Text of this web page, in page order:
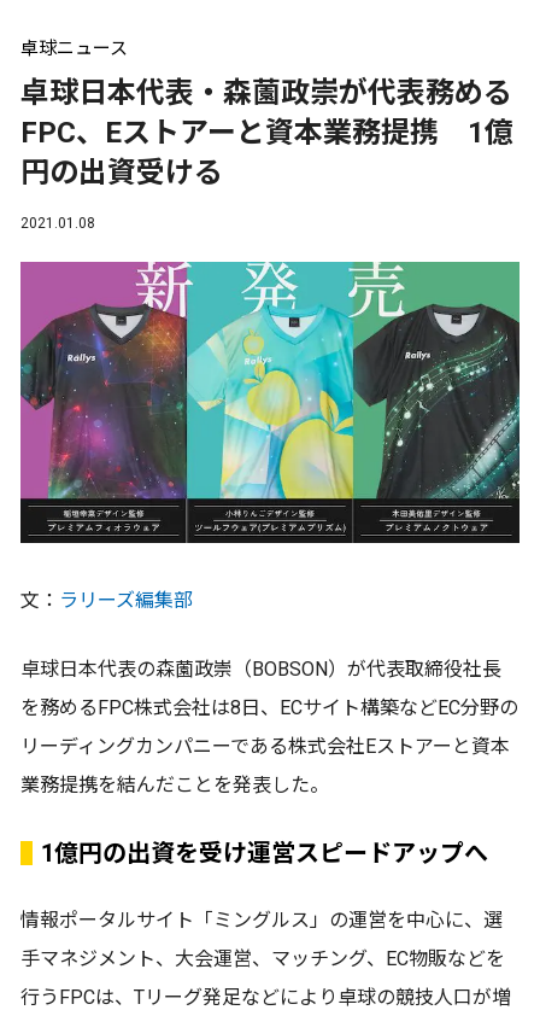
卓球ニュース
卓球日本代表・森薗政崇が代表務める
FPC、Eストアーと資本業務提携 1億
円の出資受ける
2021.01.08
文： ラリーズ編集部
卓球日本代表の森薗政崇（BOBSON）が代表取締役社長
を務めるFPC株式会社は8日、ECサイト構築などEC分野の
リーディングカンパニーである株式会社Eストアーと資本
業務提携を結んだことを発表した。
1億円の出資を受け運営スピードアップへ
情報ポータルサイト「ミングルス」の運営を中心に、選
手マネジメント、大会運営、マッチング、EC物販などを
行うFPCは、Tリーグ発足などにより卓球の競技人口が増